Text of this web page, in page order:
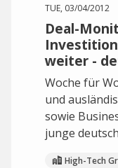
TUE, 03/04/2012
Deal-
weiter -
Woche für
und
sowie
junge
High-Tech